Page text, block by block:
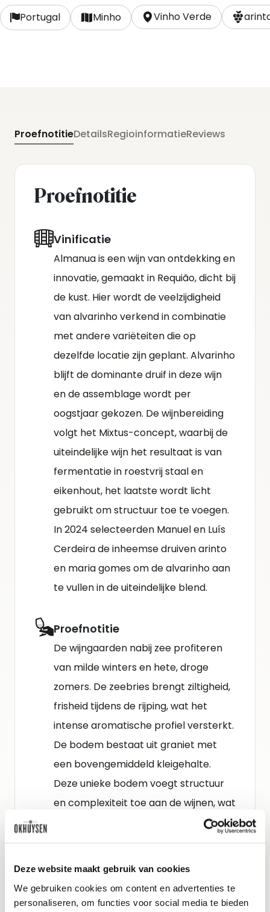
Deze website maakt gebruik van cookies
We gebruiken cookies om content en advertenties te
personaliseren, om functies voor social media te bieden
wijn en de assemblage wordt per oogstjaar
gekozen. De wijnbereiding volgt het Mixtus-
Cerdeira de inheemse druiven arinto en maria
gomes om de alvarinho aan te vullen in de
uiteindelijke blend.
Portugal Minho Vinho Verde
ProefnotitieDetailsRegioinformatieReviews
Proefnotitie
Vinificatie
Almanua is een wijn van ontdekking en
innovatie, gemaakt in Requião, dicht bij
de kust. Hier wordt de veelzijdigheid
van alvarinho verkend in combinatie
met andere variëteiten die op
dezelfde locatie zijn geplant. Alvarinho
blijft de dominante druif in deze wijn
en de assemblage wordt per
oogstjaar gekozen. De wijnbereiding
volgt het Mixtus-concept, waarbij de
uiteindelijke wijn het resultaat is van
fermentatie in roestvrij staal en
eikenhout, het laatste wordt licht
gebruikt om structuur toe te voegen.
In 2024 selecteerden Manuel en Luís
Cerdeira de inheemse druiven arinto
en maria gomes om de alvarinho aan
te vullen in de uiteindelijke blend.
Proefnotitie
De wijngaarden nabij zee profiteren
van milde winters en hete, droge
zomers. De zeebries brengt ziltigheid,
frisheid tijdens de rijping, wat het
intense aromatische profiel versterkt.
De bodem bestaat uit graniet met
een bovengemiddeld kleigehalte.
Deze unieke bodem voegt structuur
en complexiteit toe aan de wijnen, wat
de zuurgraad van de druiven matigt.
goed verouderingspotentieel.